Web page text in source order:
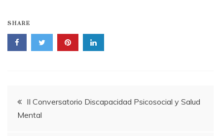
SHARE
Navegación
de
II Conversatorio Discapacidad Psicosocial y Salud
Mental